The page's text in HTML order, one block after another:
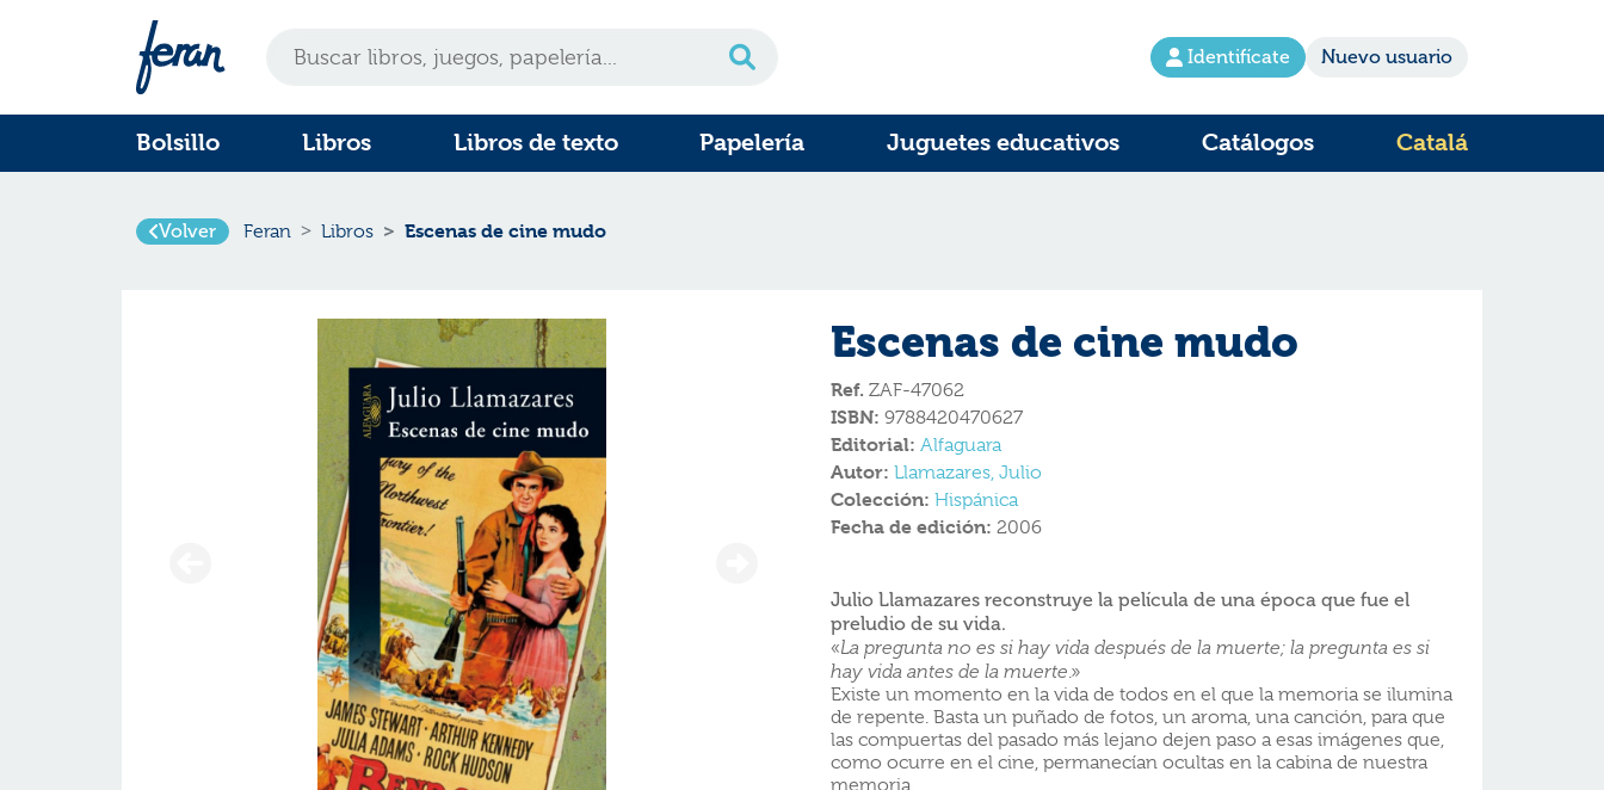
Identifícate Nuevo usuario
Bolsillo Libros Libros de texto Papelería Juguetes educativos Catálogos Catalá
Volver Feran Libros Escenas de cine mudo
Escenas de cine mudo
Ref. ZAF-47062
ISBN: 9788420470627
Editorial: Alfaguara
Autor: Llamazares, Julio
Colección: Hispánica
Fecha de edición: 2006
Julio Llamazares reconstruye la película de una época que fue el
preludio de su vida.
«La pregunta no es si hay vida después de la muerte; la pregunta es si
hay vida antes de la muerte.»
Existe un momento en la vida de todos en el que la memoria se ilumina
de repente. Basta un puñado de fotos, un aroma, una canción, para que
las compuertas del pasado más lejano dejen paso a esas imágenes que,
como ocurre en el cine, permanecían ocultas en la cabina de nuestra
memoria.